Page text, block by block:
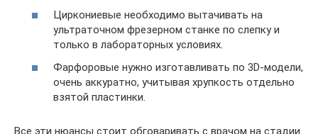
Циркониевые необходимо вытачивать на
ультраточном фрезерном станке по слепку и
только в лабораторных условиях.
Фарфоровые нужно изготавливать по 3D-модели,
очень аккуратно, учитывая хрупкость отдельно
взятой пластинки.
Все эти нюансы стоит обговаривать с врачом на стадии